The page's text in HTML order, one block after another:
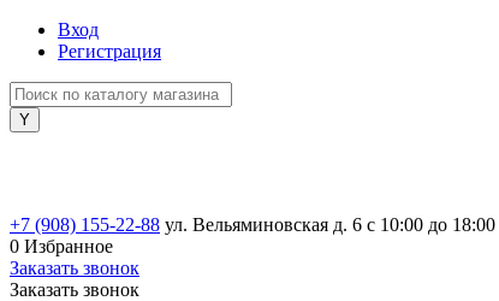
Вход
Регистрация
+7 (908) 155-22-88 ул. Вельяминовская д. 6 с 10:00 до 18:00
0 Избранное
Заказать звонок
Заказать звонок